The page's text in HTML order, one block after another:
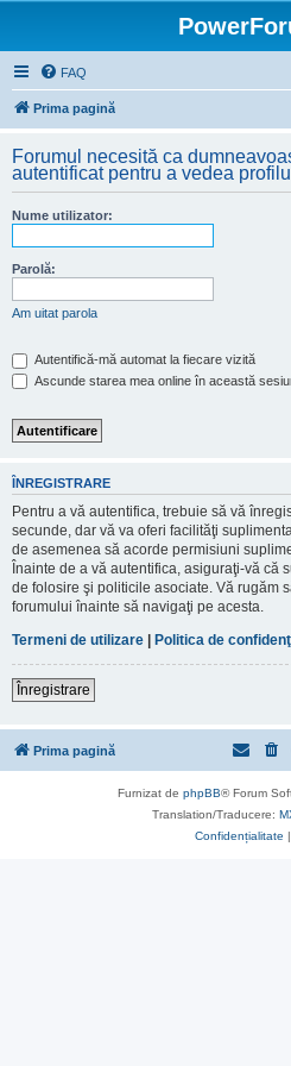
FAQ
Prima pagină
Forumul necesită ca
autentificat pentru a vedea
Nume utilizator:
Parolă:
Am uitat parola
Autentifică-mă automat la fiecare vizită
Ascunde starea mea online în această
ÎNREGISTRARE
Pentru a vă autentifica, trebuie să vă
secunde, dar vă va oferi facilităţi
de asemenea să acorde permisiuni
Înainte de a vă autentifica, asiguraţi-vă că
de folosire şi politicile asociate. Vă rugăm
forumului înainte să navigaţi pe acesta.
Termeni de utilizare | Politica de
Înregistrare
Prima pagină
Furnizat de phpBB® Forum
Translation/Traducere:
Confidențialitate |